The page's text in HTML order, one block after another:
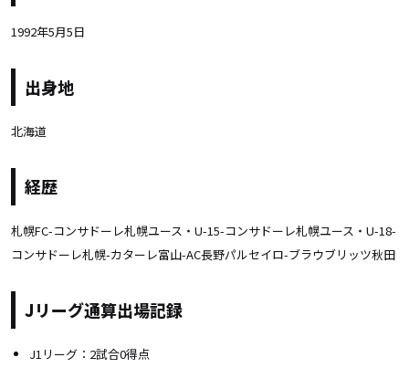
1992年5月5日
出身地
北海道
経歴
札幌FC-コンサドーレ札幌ユース・U-15-コンサドーレ札幌ユース・U-18-
コンサドーレ札幌-カターレ富山-AC長野パルセイロ-ブラウブリッツ秋田
Jリーグ通算出場記録
J1リーグ：2試合0得点